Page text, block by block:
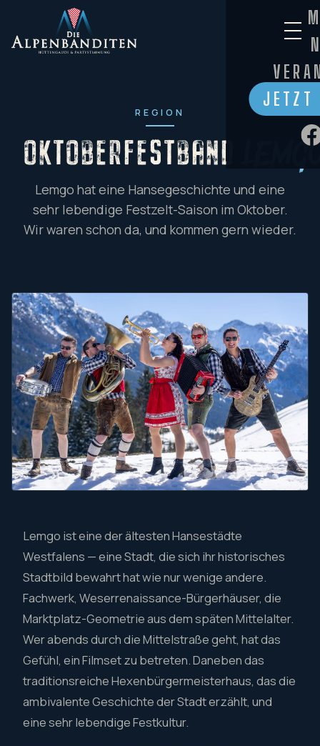
JETZT
REGION
OKTOBERFESTBAND
Lemgo hat eine Hansegeschichte und eine
sehr lebendige Festzelt-Saison im Oktober.
Wir waren schon da, und kommen gern wieder.
Lemgo ist eine der ältesten Hansestädte
Westfalens — eine Stadt, die sich ihr historisches
Stadtbild bewahrt hat wie nur wenige andere.
Fachwerk, Weserrenaissance-Bürgerhäuser, die
Marktplatz-Geometrie aus dem späten Mittelalter.
Wer abends durch die Mittelstraße geht, hat das
Gefühl, ein Filmset zu betreten. Daneben das
traditionsreiche Hexenbürgermeisterhaus, das die
ambivalente Geschichte der Stadt erzählt, und
eine sehr lebendige Festkultur.